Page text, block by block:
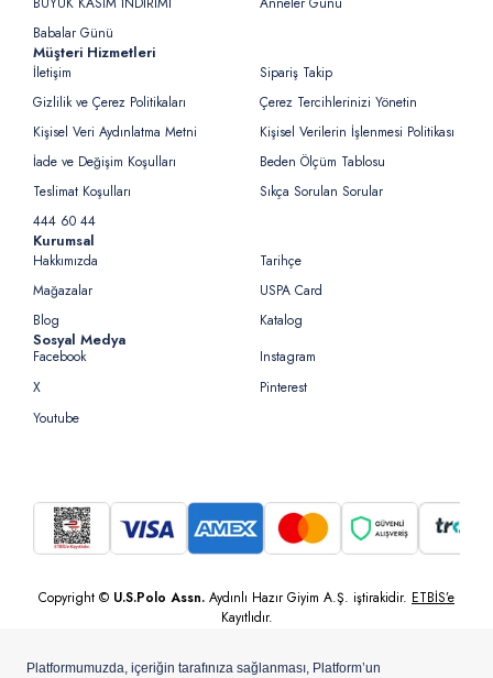
Babalar Günü
Müşteri Hizmetleri
İletişim
Sipariş Takip
Gizlilik ve Çerez Politikaları
Çerez Tercihlerinizi Yönetin
Kişisel Veri Aydınlatma Metni
Kişisel Verilerin İşlenmesi Politikası
İade ve Değişim Koşulları
Beden Ölçüm Tablosu
Teslimat Koşulları
Sıkça Sorulan Sorular
444 60 44
Kurumsal
Hakkımızda
Tarihçe
Mağazalar
USPA Card
Blog
Katalog
Sosyal Medya
Facebook
Instagram
X
Pinterest
Youtube
Copyright © U.S.Polo Assn. Aydınlı Hazır Giyim A.Ş. iştirakidir. ETBİS’e
Kayıtlıdır.